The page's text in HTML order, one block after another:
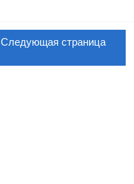
Следующая страница